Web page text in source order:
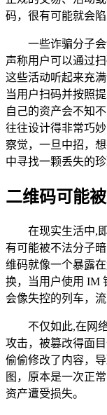
码，很有可能就会
一些诈骗分子
声称用户可以通过
这些活动听起来充
当用户扫码并按照
自己的资产会不知
往往设计得非常巧
察觉，一旦中招，
中寻找一颗丢失的珍
二维码可能
在现实生活中,
有可能被不法分子
维码就像一个暴露
换，当用户使用 IM
会像失控的列车，
不仅如此,在网
攻击，被篡改得面
偷偷修改了内容，
图，原本是一次正
资产遭受损失。